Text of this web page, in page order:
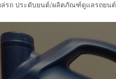
ล่รถ ประดับยนต์/ผลิตภัณฑ์ดูแลรถยนต์